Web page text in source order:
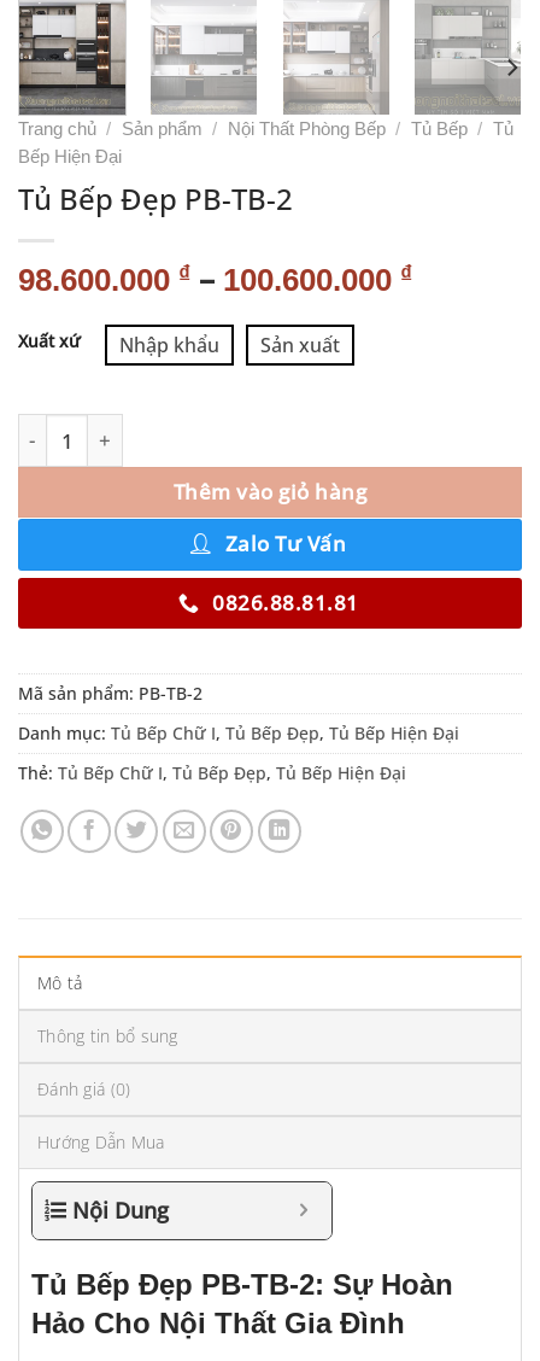
Trang chủ / Sản phẩm / Nội Thất Phòng Bếp / Tủ Bếp / Tủ
Bếp Hiện Đại
Tủ Bếp Đẹp PB-TB-2
98.600.000 ₫ – 100.600.000 ₫
Xuất xứ Nhập khẩu Sản xuất
Thêm vào giỏ hàng
Alternative:
Zalo Tư Vấn
0826.88.81.81
Mã sản phẩm: PB-TB-2
Danh mục: Tủ Bếp Chữ I, Tủ Bếp Đẹp, Tủ Bếp Hiện Đại
Thẻ: Tủ Bếp Chữ I, Tủ Bếp Đẹp, Tủ Bếp Hiện Đại
Mô tả
Thông tin bổ sung
Đánh giá (0)
Hướng Dẫn Mua
Nội Dung
Tủ Bếp Đẹp PB-TB-2: Sự Hoàn
Hảo Cho Nội Thất Gia Đình